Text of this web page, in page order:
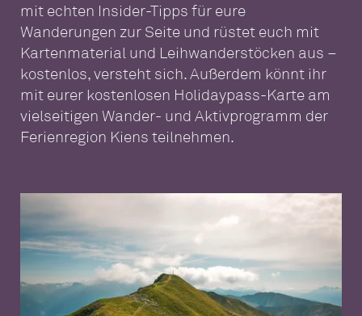
mit echten Insider-Tipps für eure
Wanderungen zur Seite und rüstet euch mit
Kartenmaterial und Leihwanderstöcken aus –
kostenlos, versteht sich. Außerdem könnt ihr
mit eurer kostenlosen Holidaypass-Karte am
vielseitigen Wander- und Aktivprogramm der
Ferienregion Kiens teilnehmen.